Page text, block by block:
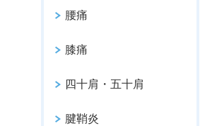
腰痛
膝痛
四十肩・五十肩
腱鞘炎